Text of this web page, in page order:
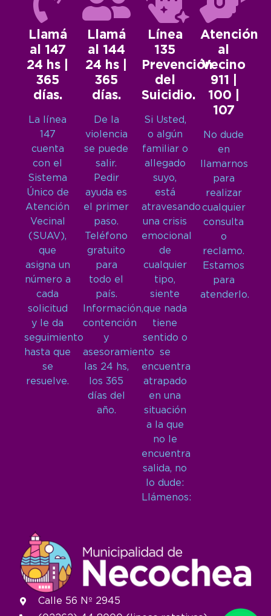
Llamá
al 147
24 hs |
365
días.
La línea
147
cuenta
con el
Sistema
Único de
Atención
Vecinal
(SUAV),
que
asigna un
número a
cada
solicitud
y le da
seguimiento
hasta que
se
resuelve.
Llamá
al 144
24 hs |
365
días.
De la
violencia
se puede
salir.
Pedir
ayuda es
el primer
paso.
Teléfono
gratuito
para
todo el
país.
Información,
contención
y
asesoramiento
las 24 hs,
los 365
días del
año.
Línea
135
Prevención
del
Suicidio.
Si Usted,
o algún
familiar o
allegado
suyo,
está
atravesando
una crisis
emocional
de
cualquier
tipo,
siente
que nada
tiene
sentido o
se
encuentra
atrapado
en una
situación
a la que
no le
encuentra
salida, no
lo dude:
Llámenos:
Atención
al
Vecino
911 |
100 |
107
No dude
en
llamarnos
para
realizar
cualquier
consulta
o
reclamo.
Estamos
para
atenderlo.
Calle 56 Nº 2945